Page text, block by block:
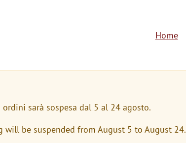
a
n
n
Home
sarà sospesa dal 5 al 24 agosto.
will be suspended from August 5 to August 24.